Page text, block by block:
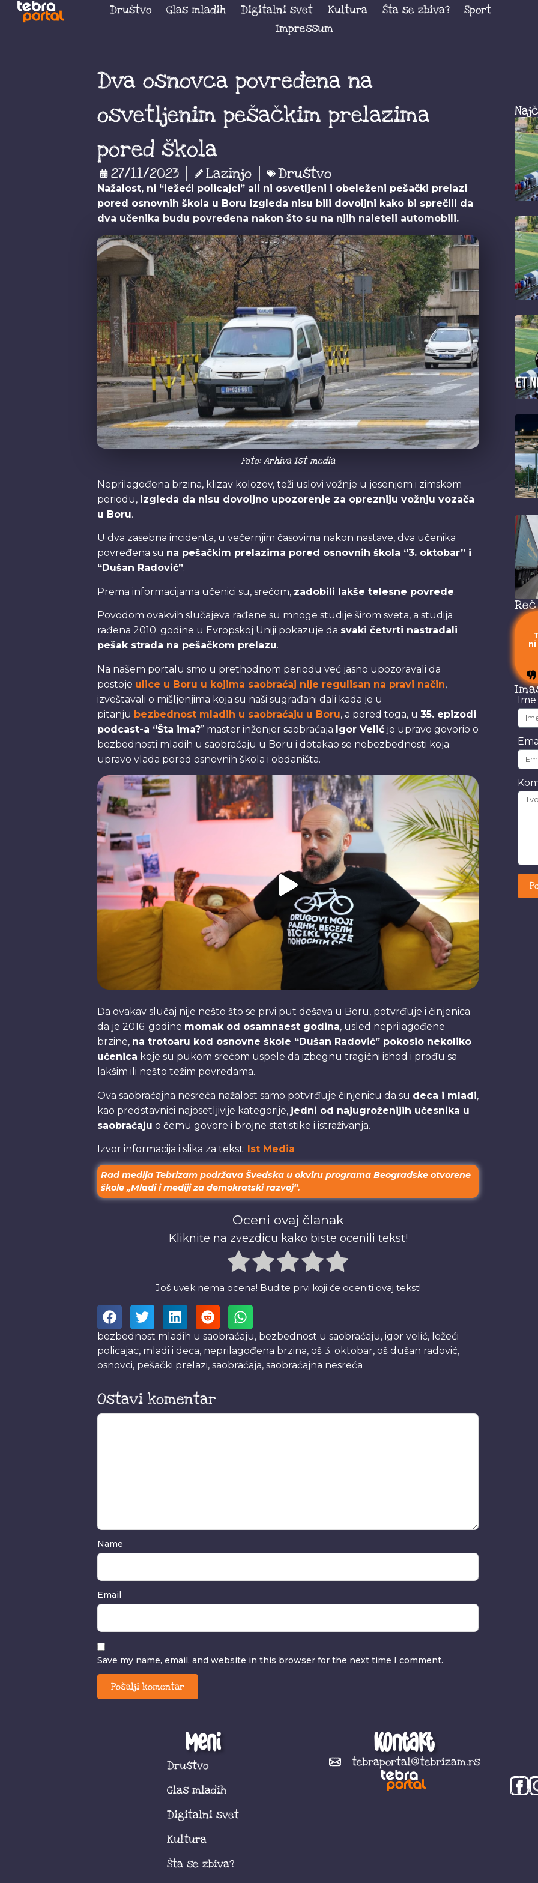
Društvo Glas mladih Digitalni svet Kultura Šta se zbiva?
Sport
Impressum
Dva osnovca povređena na
osvetljenim pešačkim prelazima
pored škola
27/11/2023 Lazinjo Društvo
Nažalost, ni “ležeći policajci” ali ni osvetljeni i obeleženi pešački prelazi
pored osnovnih škola u Boru izgleda nisu bili dovoljni kako bi sprečili da
dva učenika budu povređena nakon što su na njih naleteli automobili.
Foto: Arhiva Ist media
Neprilagođena brzina, klizav kolozov, teži uslovi vožnje u jesenjem i zimskom
periodu, izgleda da nisu dovoljno upozorenje za oprezniju vožnju vozača
u Boru.
U dva zasebna incidenta, u večernjim časovima nakon nastave, dva učenika
povređena su na pešačkim prelazima pored osnovnih škola “3. oktobar” i
“Dušan Radović”.
Prema informacijama učenici su, srećom, zadobili lakše telesne povrede.
Povodom ovakvih slučajeva rađene su mnoge studije širom sveta, a studija
rađena 2010. godine u Evropskoj Uniji pokazuje da svaki četvrti nastradali
pešak strada na pešačkom prelazu.
Na našem portalu smo u prethodnom periodu već jasno upozoravali da
postoje ulice u Boru u kojima saobraćaj nije regulisan na pravi način,
izveštavali o mišljenjima koja su naši sugrađani dali kada je u
pitanju bezbednost mladih u saobraćaju u Boru, a pored toga, u 35. epizodi
podcast-a “Šta ima?” master inženjer saobraćaja Igor Velić je upravo govorio o
bezbednosti mladih u saobraćaju u Boru i dotakao se nebezbednosti koja
upravo vlada pored osnovnih škola i obdaništa.
Da ovakav slučaj nije nešto što se prvi put dešava u Boru, potvrđuje i činjenica
da je 2016. godine momak od osamnaest godina, usled neprilagođene
brzine, na trotoaru kod osnovne škole “Dušan Radović” pokosio nekoliko
učenica koje su pukom srećom uspele da izbegnu tragični ishod i prođu sa
lakšim ili nešto težim povredama.
Ova saobraćajna nesreća nažalost samo potvrđuje činjenicu da su deca i mladi,
kao predstavnici najosetljivije kategorije, jedni od najugroženijih učesnika u
saobraćaju o čemu govore i brojne statistike i istraživanja.
Izvor informacija i slika za tekst: Ist Media
Rad medija Tebrizam podržava Švedska u okviru programa Beogradske otvorene
škole „Mladi i mediji za demokratski razvoj“.
Oceni ovaj članak
Kliknite na zvezdicu kako biste ocenili tekst!
Još uvek nema ocena! Budite prvi koji će oceniti ovaj tekst!
bezbednost mladih u saobraćaju, bezbednost u saobraćaju, igor velić, ležeći
policajac, mladi i deca, neprilagođena brzina, oš 3. oktobar, oš dušan radović,
osnovci, pešački prelazi, saobraćaja, saobraćajna nesreća
Ostavi komentar
Name
Email
Save my name, email, and website in this browser for the next time I comment.
Ime
Meni
Društvo
Glas mladih
Digitalni svet
Kultura
Šta se zbiva?
Kontakt
tebraportal@tebrizam.rs